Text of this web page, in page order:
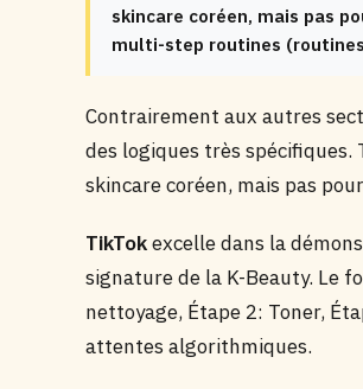
skincare coréen, mais pas
multi-step routines
Contrairement aux autres
des logiques très spécifiques.
skincare coréen, mais pas
TikTokexcelle dans la
signature de la K-Beauty. Le
nettoyage, Étape 2: Toner,
attentes algorithmiques.